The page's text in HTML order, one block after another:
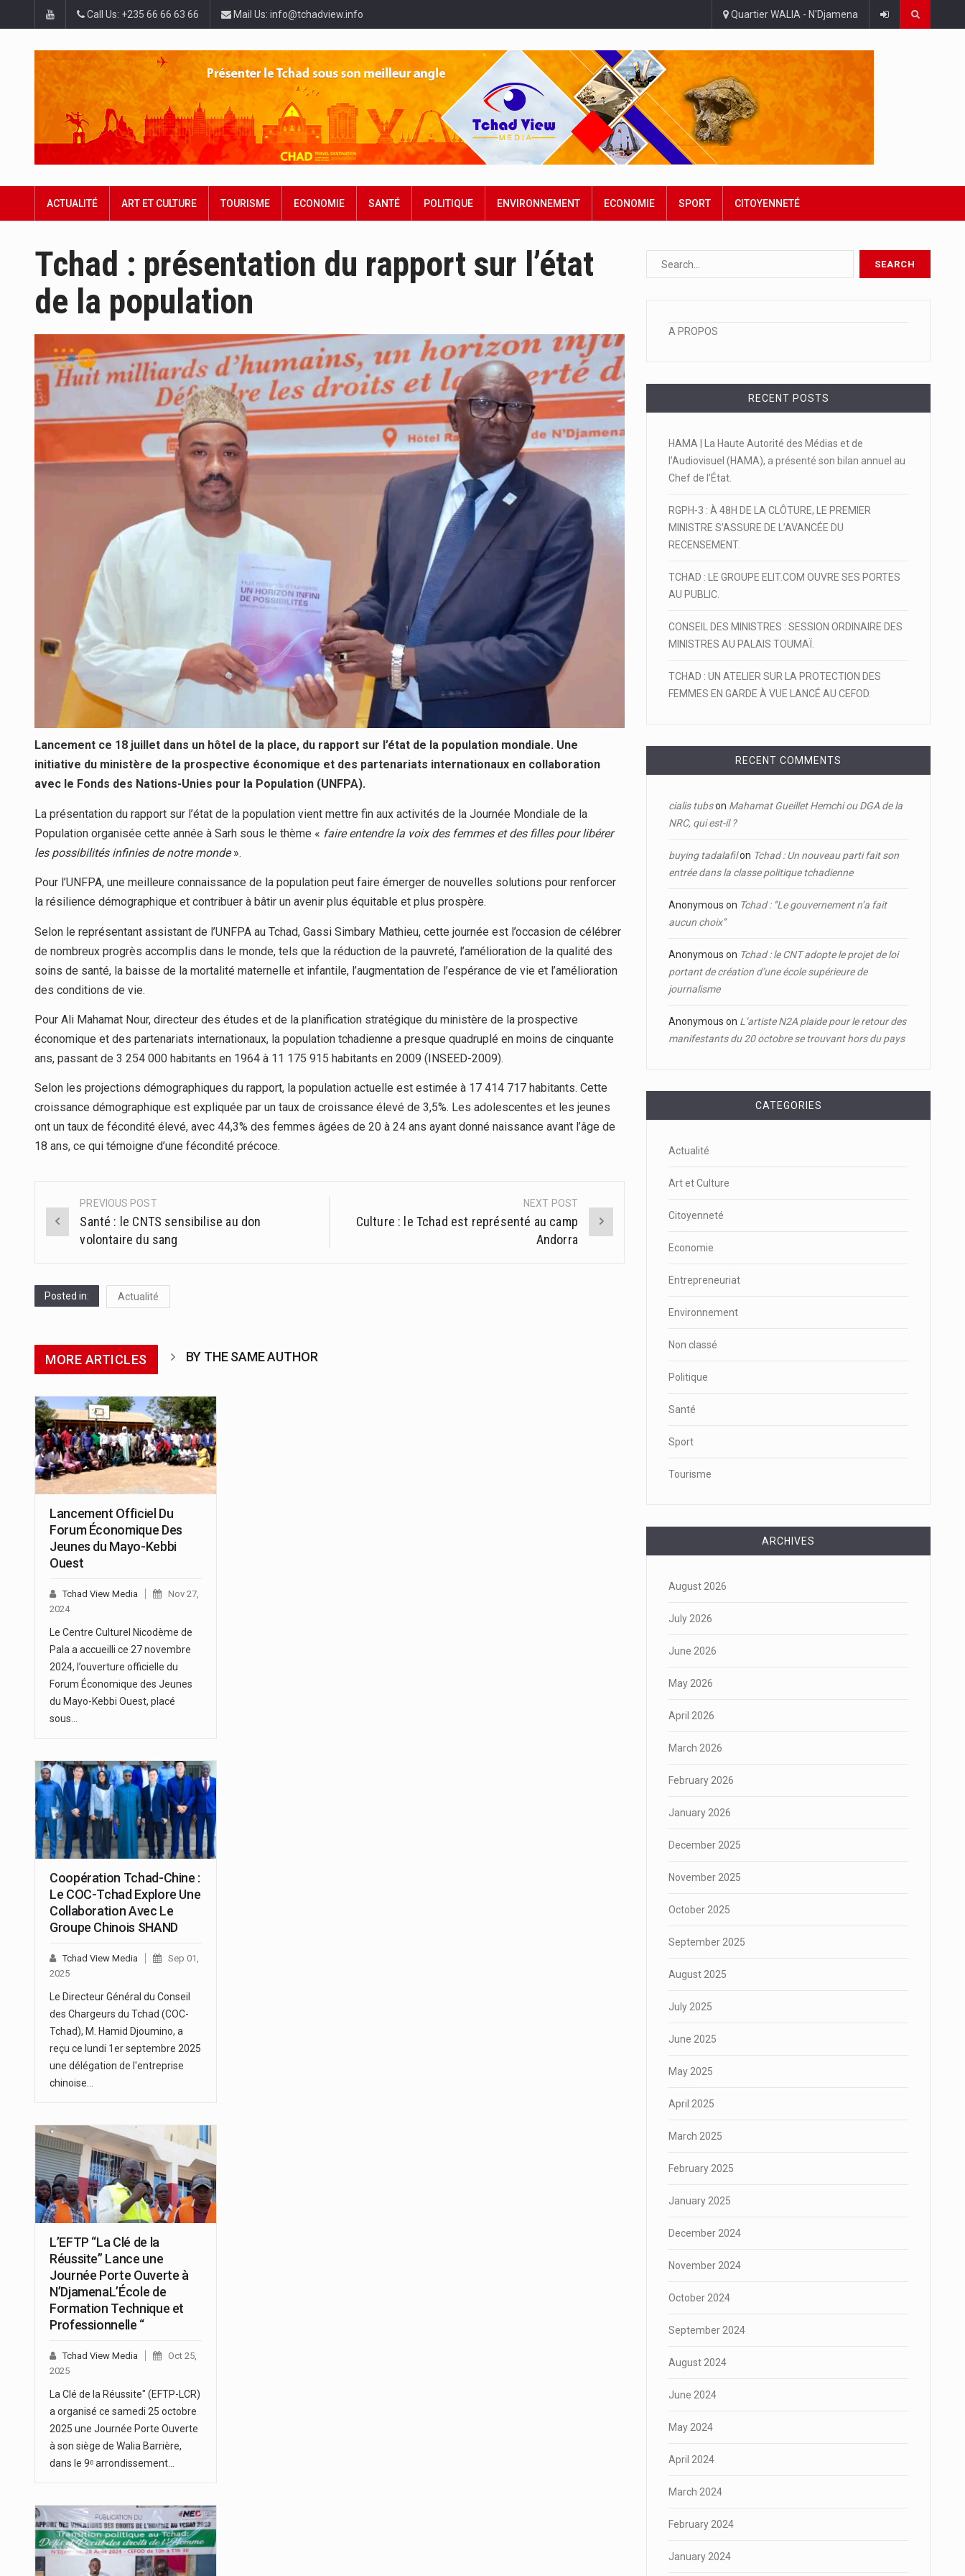
Call Us: +235 66 66 63 66 Mail Us: info@tchadview.info Quartier WALIA - N'Djamena
ACTUALITÉ ART ET CULTURE TOURISME ECONOMIE SANTÉ POLITIQUE ENVIRONNEMENT ECONOMIE SPORT CITOYENNETÉ
Tchad : présentation du rapport sur l’état
de la population
Lancement ce 18 juillet dans un hôtel de la place, du rapport sur l’état de la population mondiale. Une
initiative du ministère de la prospective économique et des partenariats internationaux en collaboration
avec le Fonds des Nations-Unies pour la Population (UNFPA).
La présentation du rapport sur l’état de la population vient mettre fin aux activités de la Journée Mondiale de la
Population organisée cette année à Sarh sous le thème « faire entendre la voix des femmes et des filles pour libérer
les possibilités infinies de notre monde».
Pour l’UNFPA, une meilleure connaissance de la population peut faire émerger de nouvelles solutions pour renforcer
la résilience démographique et contribuer à bâtir un avenir plus équitable et plus prospère.
Selon le représentant assistant de l’UNFPA au Tchad, Gassi Simbary Mathieu, cette journée est l’occasion de célébrer
de nombreux progrès accomplis dans le monde, tels que la réduction de la pauvreté, l’amélioration de la qualité des
soins de santé, la baisse de la mortalité maternelle et infantile, l’augmentation de l’espérance de vie et l’amélioration
des conditions de vie.
Pour Ali Mahamat Nour, directeur des études et de la planification stratégique du ministère de la prospective
économique et des partenariats internationaux, la population tchadienne a presque quadruplé en moins de cinquante
ans, passant de 3 254 000 habitants en 1964 à 11 175 915 habitants en 2009 (INSEED-2009).
Selon les projections démographiques du rapport, la population actuelle est estimée à 17 414 717 habitants. Cette
croissance démographique est expliquée par un taux de croissance élevé de 3,5%. Les adolescentes et les jeunes
ont un taux de fécondité élevé, avec 44,3% des femmes âgées de 20 à 24 ans ayant donné naissance avant l’âge de
18 ans, ce qui témoigne d’une fécondité précoce.
Post
navigation
PREVIOUS POST
Santé : le CNTS sensibilise au don
volontaire du sang
NEXT POST
Culture : le Tchad est représenté au camp
Andorra
Posted in: Actualité
MORE ARTICLES BY THE SAME AUTHOR
Lancement Officiel Du
Forum Économique Des
Jeunes du Mayo-Kebbi
Ouest
Tchad View Media
Nov 27,
2024
Le Centre Culturel Nicodème de
Pala a accueilli ce 27 novembre
2024, l’ouverture officielle du
Forum Économique des Jeunes
du Mayo-Kebbi Ouest, placé
sous…
Coopération Tchad-Chine :
Le COC-Tchad Explore Une
Collaboration Avec Le
Groupe Chinois SHAND
Tchad View Media
Sep 01,
2025
Le Directeur Général du Conseil
des Chargeurs du Tchad (COC-
Tchad), M. Hamid Djoumino, a
reçu ce lundi 1er septembre 2025
une délégation de l'entreprise
chinoise…
L’EFTP “La Clé de la
Réussite” Lance une
Journée Porte Ouverte à
N’DjamenaL’École de
Formation Technique et
Professionnelle “
Tchad View Media
Oct 25,
2025
La Clé de la Réussite" (EFTP-LCR)
a organisé ce samedi 25 octobre
2025 une Journée Porte Ouverte
à son siège de Walia Barrière,
dans le 9ᵉ arrondissement…
A PROPOS
RECENT POSTS
HAMA | La Haute Autorité des Médias et de
l’Audiovisuel (HAMA), a présenté son bilan annuel au
Chef de l’État.
RGPH-3 : À 48H DE LA CLÔTURE, LE PREMIER
MINISTRE S’ASSURE DE L’AVANCÉE DU
RECENSEMENT.
TCHAD : LE GROUPE ELIT.COM OUVRE SES PORTES
AU PUBLIC.
CONSEIL DES MINISTRES : SESSION ORDINAIRE DES
MINISTRES AU PALAIS TOUMAÏ.
TCHAD : UN ATELIER SUR LA PROTECTION DES
FEMMES EN GARDE À VUE LANCÉ AU CEFOD.
RECENT COMMENTS
cialis tubson Mahamat Gueillet Hemchi ou DGA de la
NRC, qui est-il ?
buying tadalafilon Tchad : Un nouveau parti fait son
entrée dans la classe politique tchadienne
Anonymous on Tchad : ‘’Le gouvernement n’a fait
aucun choix’’
Anonymous on Tchad : le CNT adopte le projet de loi
portant de création d’une école supérieure de
journalisme
Anonymous on L’artiste N2A plaide pour le retour des
manifestants du 20 octobre se trouvant hors du pays
CATEGORIES
Actualité
Art et Culture
Citoyenneté
Economie
Entrepreneuriat
Environnement
Non classé
Politique
Santé
Sport
Tourisme
ARCHIVES
August 2026
July 2026
June 2026
May 2026
April 2026
March 2026
February 2026
January 2026
December 2025
November 2025
October 2025
September 2025
August 2025
July 2025
June 2025
May 2025
April 2025
March 2025
February 2025
January 2025
December 2024
November 2024
October 2024
September 2024
August 2024
June 2024
May 2024
April 2024
March 2024
February 2024
January 2024